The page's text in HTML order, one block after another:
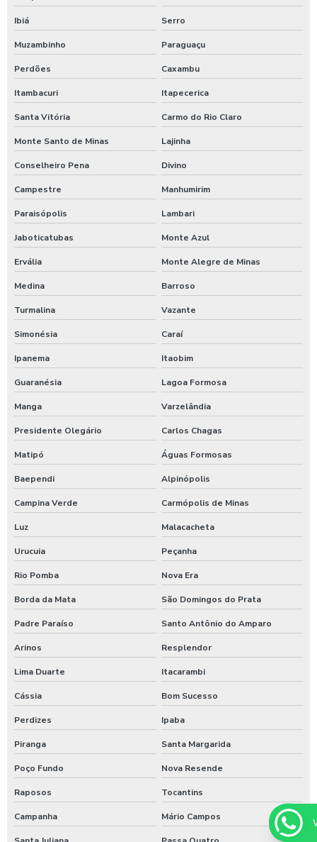
Tarifador para calibrador com fichas
Tarifador para calibrador com moedas
Tarifador para calibrador com pix
Temporizador de banho com pix
Temporizador para chuveiros pagamento pix
Temporizador de ducha para quiosque
Timer para chuveiro com fichas
Timer de chuveiro com pix
Timer para ducha de praia
Valor para higienização automotiva
Ibiá Serro
Muzambinho Paraguaçu
Perdões Caxambu
Itambacuri Itapecerica
Santa Vitória Carmo do Rio Claro
Monte Santo de Minas Lajinha
Conselheiro Pena Divino
Campestre Manhumirim
Paraisópolis Lambari
Jaboticatubas Monte Azul
Ervália Monte Alegre de Minas
Medina Barroso
Turmalina Vazante
Simonésia Caraí
Ipanema Itaobim
Guaranésia Lagoa Formosa
Manga Varzelândia
Presidente Olegário Carlos Chagas
Matipó Águas Formosas
Baependi Alpinópolis
Campina Verde Carmópolis de Minas
Luz Malacacheta
Urucuia Peçanha
Rio Pomba Nova Era
Borda da Mata São Domingos do Prata
Padre Paraíso Santo Antônio do Amparo
Arinos Resplendor
Lima Duarte Itacarambi
Cássia Bom Sucesso
Perdizes Ipaba
Piranga Santa Margarida
Poço Fundo Nova Resende
Raposos Tocantins
Campanha Mário Campos